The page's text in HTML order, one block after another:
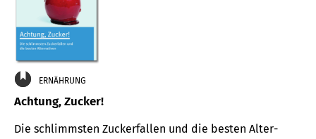
ERNÄHRUNG
Achtung, Zucker!
Die schlimmsten Zucker­fallen und die besten Alter­